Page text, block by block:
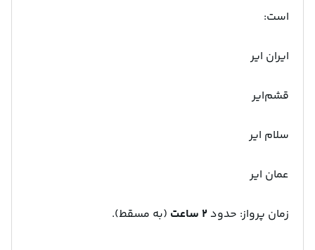
است:
ایران ایر
قشم‌ایر
سلام ایر
عمان ایر
زمان پرواز: حدود ۲ ساعت (به مسقط).